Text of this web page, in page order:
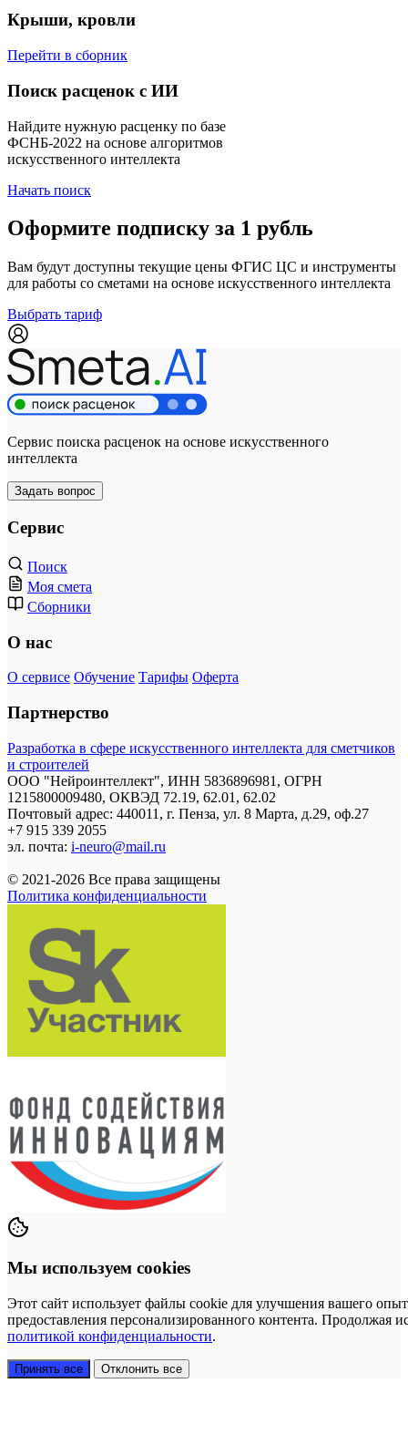
Крыши, кровли
Перейти в сборник
Поиск расценок с ИИ
Найдите нужную расценку по базе
ФСНБ-2022 на основе алгоритмов
искусственного интеллекта
Начать поиск
Оформите подписку за 1 рубль
Вам будут доступны текущие цены ФГИС ЦС и инструменты
для работы со сметами на основе искусственного интеллекта
Выбрать тариф
Сервис поиска расценок на основе искусственного
интеллекта
Задать вопрос
Сервис
Поиск
Моя смета
Сборники
О нас
О сервисе Обучение Тарифы Оферта
Партнерство
Разработка в сфере искусственного интеллекта для сметчиков
и строителей
ООО "Нейроинтеллект", ИНН 5836896981, ОГРН
1215800009480, ОКВЭД 72.19, 62.01, 62.02
Почтовый адрес: 440011, г. Пенза, ул. 8 Марта, д.29, оф.27
+7 915 339 2055
эл. почта: i-neuro@mail.ru
© 2021-2026 Все права защищены
Политика конфиденциальности
Мы используем cookies
Этот сайт использует файлы cookie для улучшения вашего
предоставления персонализированного контента. Продолжая
политикой конфиденциальности.
Принять все Отклонить все